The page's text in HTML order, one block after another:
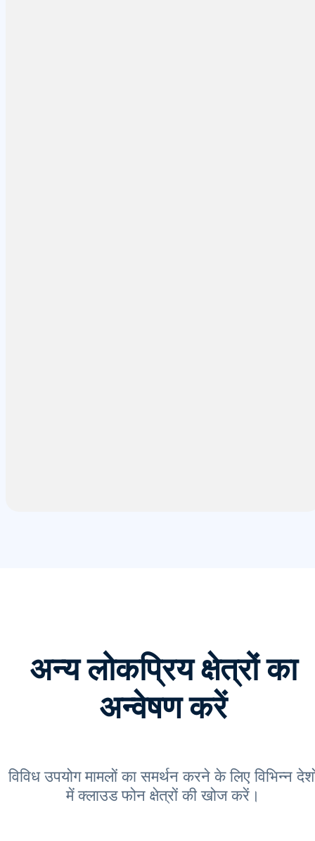
अन्य लोकप्रिय क्षेत्रों का
अन्वेषण करें
विविध उपयोग मामलों का समर्थन करने के लिए विभिन्न
में क्लाउड फोन क्षेत्रों की खोज करें।